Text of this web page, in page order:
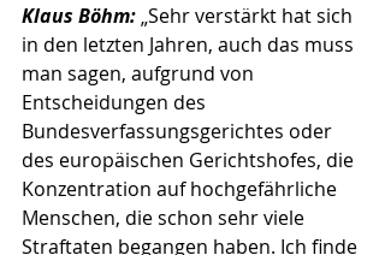
Klaus Böhm: „Sehr verstärkt hat sich
in den letzten Jahren, auch das muss
man sagen, aufgrund von
Entscheidungen des
Bundesverfassungsgerichtes oder
des europäischen Gerichtshofes, die
Konzentration auf hochgefährliche
Menschen, die schon sehr viele
Straftaten begangen haben. Ich finde